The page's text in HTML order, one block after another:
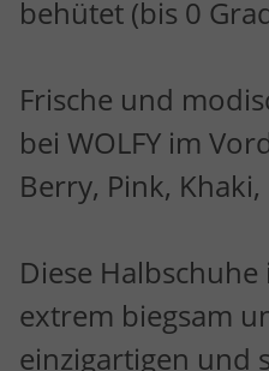
behütet (bis 0
Frische und
bei WOLFY im
Berry, Pink,
Diese
extrem biegsam
einzigartigen und